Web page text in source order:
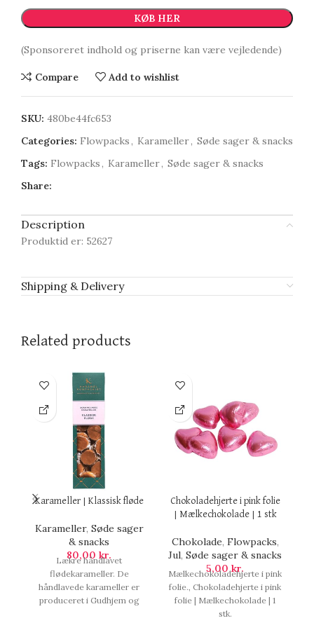
KØB HER
(Sponsoreret indhold og priserne kan være vejledende)
Compare Add to wishlist
SKU: 480be44fc653
Categories: Flowpacks, Karameller, Søde sager & snacks
Tags: Flowpacks, Karameller, Søde sager & snacks
Share:
Description
Produktid er: 52627
Shipping & Delivery
Related products
Karameller | Klassisk fløde
Karameller, Søde sager
& snacks
80,00 kr.
Lækre håndlavet
flødekarameller. De
håndlavede karameller er
produceret i Gudhjem og
Chokoladehjerte i pink folie
| Mælkechokolade | 1 stk
Chokolade, Flowpacks,
Jul, Søde sager & snacks
5,00kr.
Mælkechokoladehjerte i pink
folie., Chokoladehjerte i pink
folie | Mælkechokolade | 1
stk.